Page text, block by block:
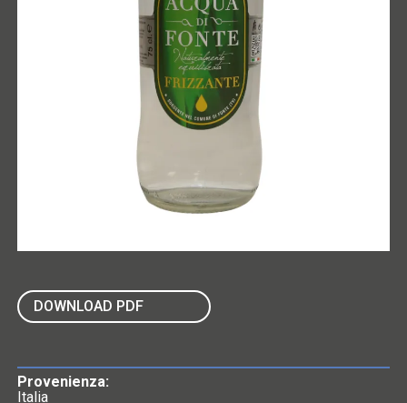
DOWNLOAD PDF
Provenienza:
Italia